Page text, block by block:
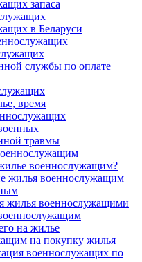
запаса
в Беларуси
службы по оплате
время
травмы
военнослужащим?
жилья военнослужащим
жилья военнослужащими
на жилье
на покупку жилья
военнослужащих по